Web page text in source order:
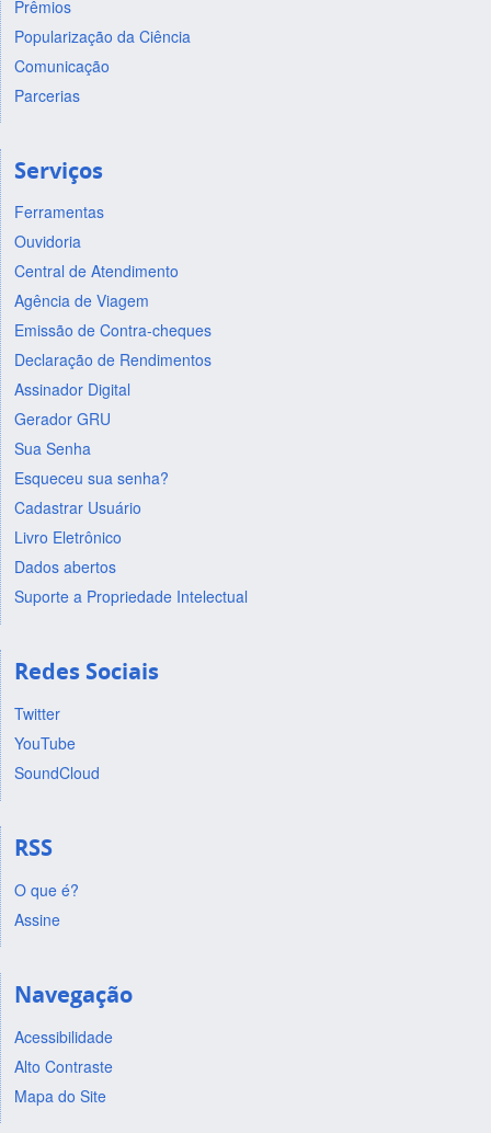
Prêmios
Popularização da Ciência
Comunicação
Parcerias
Serviços
Ferramentas
Ouvidoria
Central de Atendimento
Agência de Viagem
Emissão de Contra-cheques
Declaração de Rendimentos
Assinador Digital
Gerador GRU
Sua Senha
Esqueceu sua senha?
Cadastrar Usuário
Livro Eletrônico
Dados abertos
Suporte a Propriedade Intelectual
Redes Sociais
Twitter
YouTube
SoundCloud
RSS
O que é?
Assine
Navegação
Acessibilidade
Alto Contraste
Mapa do Site